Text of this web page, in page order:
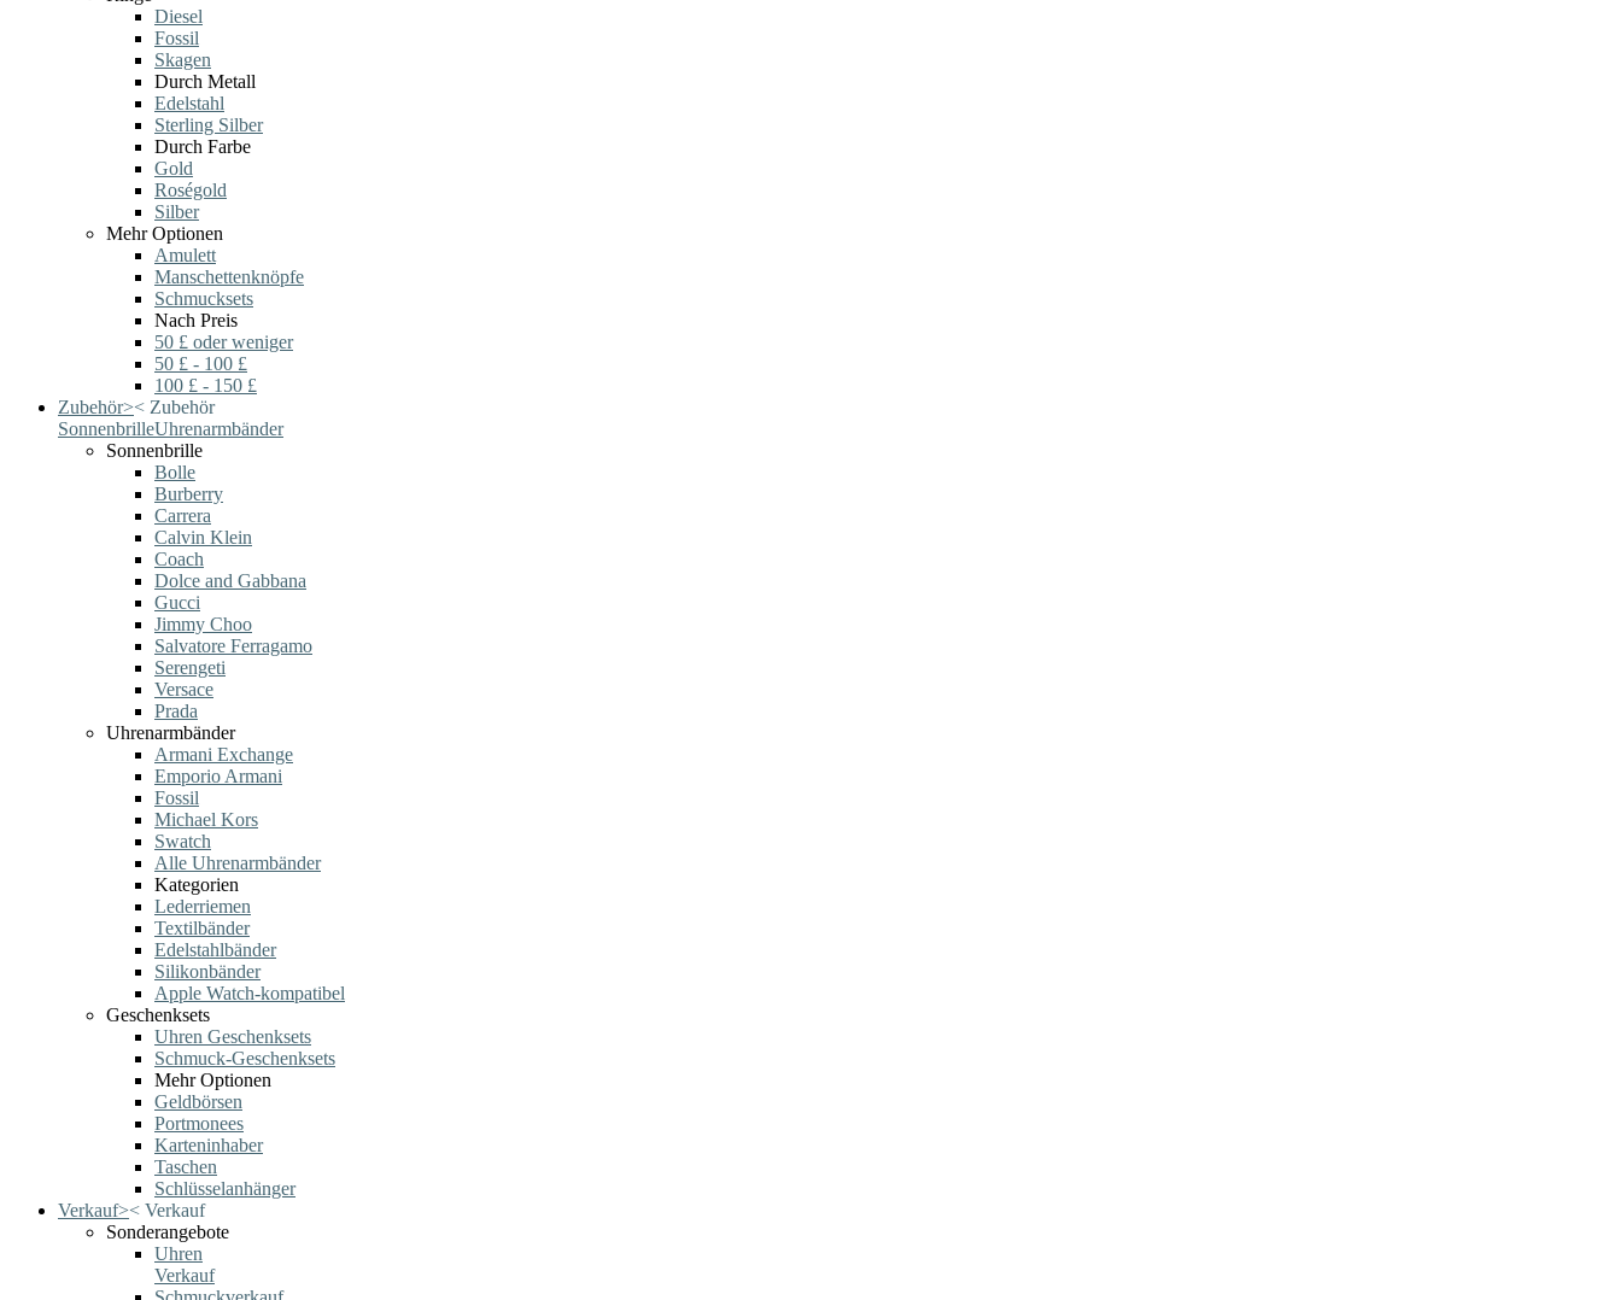
Diesel
Fossil
Skagen
Durch Metall
Edelstahl
Sterling Silber
Durch Farbe
Gold
Roségold
Silber
Mehr Optionen
Amulett
Manschettenknöpfe
Schmucksets
Nach Preis
50 £ oder weniger
50 £ - 100 £
100 £ - 150 £
Zubehör>< Zubehör
SonnenbrilleUhrenarmbänder
Sonnenbrille
Bolle
Burberry
Carrera
Calvin Klein
Coach
Dolce and Gabbana
Gucci
Jimmy Choo
Salvatore Ferragamo
Serengeti
Versace
Prada
Uhrenarmbänder
Armani Exchange
Emporio Armani
Fossil
Michael Kors
Swatch
Alle Uhrenarmbänder
Kategorien
Lederriemen
Textilbänder
Edelstahlbänder
Silikonbänder
Apple Watch-kompatibel
Geschenksets
Uhren Geschenksets
Schmuck-Geschenksets
Mehr Optionen
Geldbörsen
Portmonees
Karteninhaber
Taschen
Schlüsselanhänger
Verkauf>< Verkauf
Sonderangebote
Uhren
Verkauf